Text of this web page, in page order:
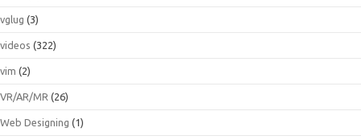
vglug (3)
videos (322)
vim (2)
VR/AR/MR (26)
Web Designing (1)